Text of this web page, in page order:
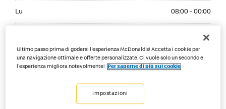
Lu 08:00 - 00:00
08:00 - 00:00
Me 08:00 - 00:00
Wednesday 08:00 - 00:00
Ultimo passo prima di godersi l'esperienza McDonald's! Accetta i cookie per
una navigazione ottimale e offerte personalizzate. Ci vuole solo un secondo e
l'esperienza migliora notevolmente!
Per saperne di più sui cookie
Impostazioni